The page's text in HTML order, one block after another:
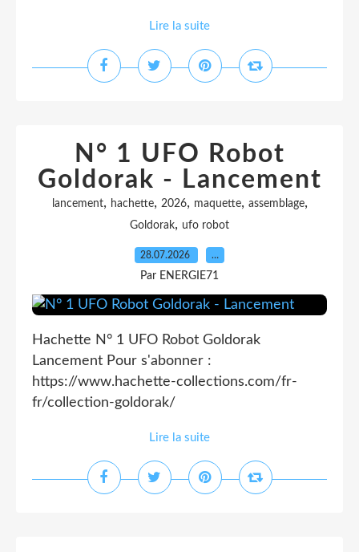
Lire la suite
N° 1 UFO Robot
Goldorak - Lancement
lancement, hachette, 2026, maquette, assemblage,
Goldorak, ufo robot
28.07.2026 …
Par ENERGIE71
Hachette N° 1 UFO Robot Goldorak
Lancement Pour s'abonner :
https://www.hachette-collections.com/fr-
fr/collection-goldorak/
Lire la suite